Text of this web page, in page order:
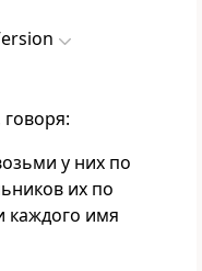
у них по
их по
каждого имя